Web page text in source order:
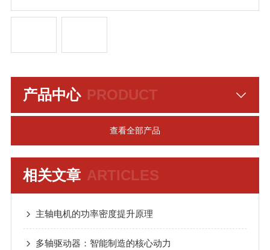
PRODUCT
产品中心
查看全部产品
ARTICLES
相关文章
主轴电机的功率密度提升原理
多轴驱动器：智能制造的核心动力